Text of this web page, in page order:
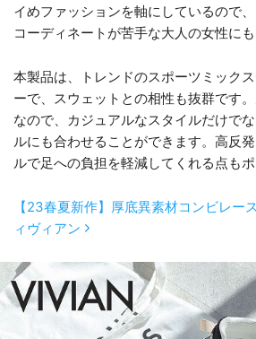
イめファッションを軸にしているので
コーディネートが苦手な大人の女性にも
本製品は、トレンドのスポーツミック
ーで、スウェットとの相性も抜群です
なので、カジュアルなスタイルだけで
ルにも合わせることができます。高反
ルで足への負担を軽減してくれる点もポ
【23春夏新作】厚底異素材コンビレー
ィヴィアン